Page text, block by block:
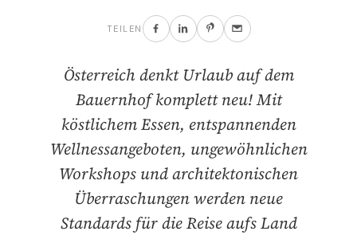
TEILEN
Österreich denkt Urlaub auf dem
Bauernhof komplett neu! Mit
köstlichem Essen, entspannenden
Wellnessangeboten, ungewöhnlichen
Workshops und architektonischen
Überraschungen werden neue
Standards für die Reise aufs Land